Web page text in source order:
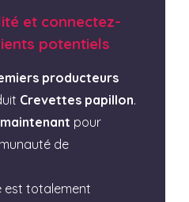
et connectez-
potentiels
producteurs
Crevettes papillon.
pour
de
est totalement